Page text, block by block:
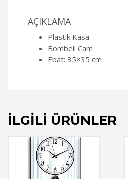
AÇIKLAMA
Plastik Kasa
Bombeli Cam
Ebat: 35×35 cm
İLGILI ÜRÜNLER